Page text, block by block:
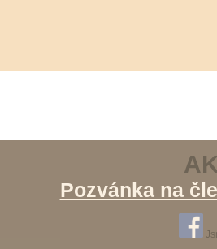
Pozvánka na